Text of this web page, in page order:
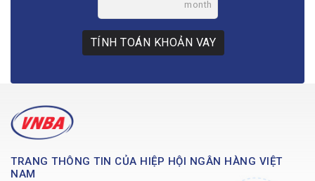
month
TÍNH TOÁN KHOẢN VAY
TRANG THÔNG TIN CỦA HIỆP HỘI NGÂN HÀNG VIỆT
NAM